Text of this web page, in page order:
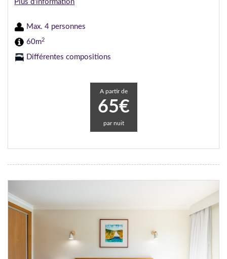
Plus d'information
Max. 4 personnes
60m2
Différentes compositions
A partir de
65€
par nuit